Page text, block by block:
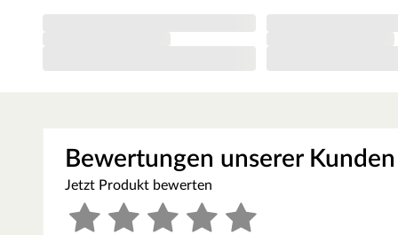
Leicht zu montieren
Schnell zu befestigen mit einem Draht, einer
Handrumdrehen ist die Matte an deinem Balkon, Zaun
Bewertungen unserer Kunden
Jetzt Produkt bewerten